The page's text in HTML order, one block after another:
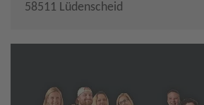
58511 Lüdenscheid